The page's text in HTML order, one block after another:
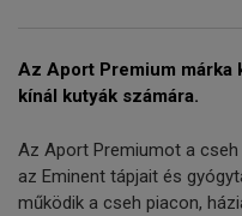
Az Aport Premium
kínál kutyák számára.
Az Aport Premiumot a
az Eminent tápjait és
működik a cseh piacon,